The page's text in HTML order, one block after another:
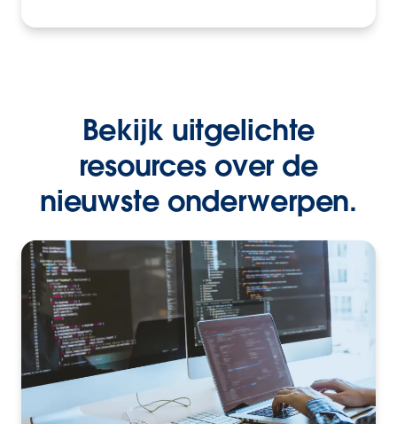
Bekijk uitgelichte
resources over de
nieuwste onderwerpen.